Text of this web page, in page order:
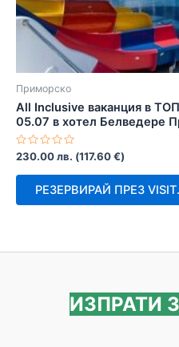
Приморско
All Inclusive ваканция в
05.07 в хотел Белведере
Оценено
0
230.00лв. (117.60€)
РЕЗЕРВИРАЙ ПРЕЗ
ИЗПРАТИ